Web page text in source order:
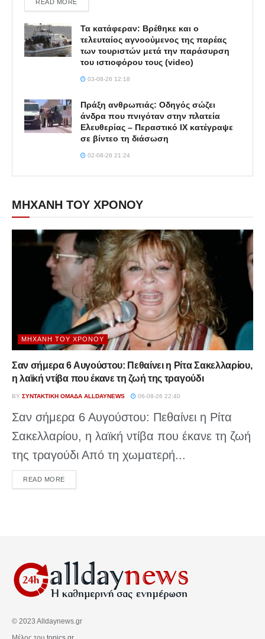
READ MORE
Τα κατάφεραν: Βρέθηκε και ο
τελευταίος αγνοούμενος της παρέας
των τουριστών μετά την παράσυρση
του ιστιοφόρου τους (video)
03-08-26 12:18
Πράξη ανθρωπιάς: Οδηγός σώζει
άνδρα που πνιγόταν στην πλατεία
Ελευθερίας – Περαστικό ΙΧ κατέγραψε
σε βίντεο τη διάσωση
02-08-26 21:24
ΜΗΧΑΝΗ ΤΟΥ ΧΡΟΝΟΥ
ΜΗΧΑΝΉ ΤΟΥ ΧΡΌΝΟΥ
Σαν σήμερα 6 Αυγούστου: Πεθαίνει η Ρίτα Σακελλαρίου,
η λαϊκή ντίβα που έκανε τη ζωή της τραγούδι
BY ΣΥΝΤΑΚΤΙΚΉ ΟΜΆΔΑ ALLDAYNEWS 06-08-26 22:40
Σαν σήμερα 6 Αυγούστου: Πεθαίνει η Ρίτα
Σακελλαρίου, η λαϊκή ντίβα που έκανε τη ζωή
της τραγούδι Από τη χωματερή...
READ MOREDETAILS
© 2023 Alldaynews.gr